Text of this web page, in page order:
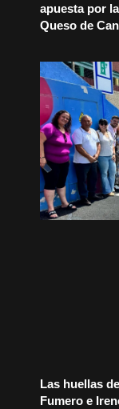
apuesta por
Queso de
Las huellas
Fumero e